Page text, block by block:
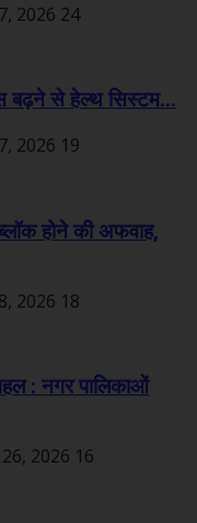
2026 24
बढ़ने से हेल्थ सिस्टम...
2026 19
होने की अफवाह,
2026 18
: नगर पालिकाओं
2026 16